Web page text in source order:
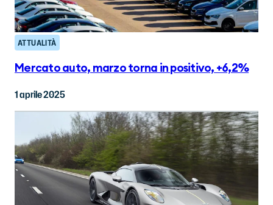
ATTUALITÀ
Mercato auto, marzo torna in positivo, +6,2%
1 aprile 2025